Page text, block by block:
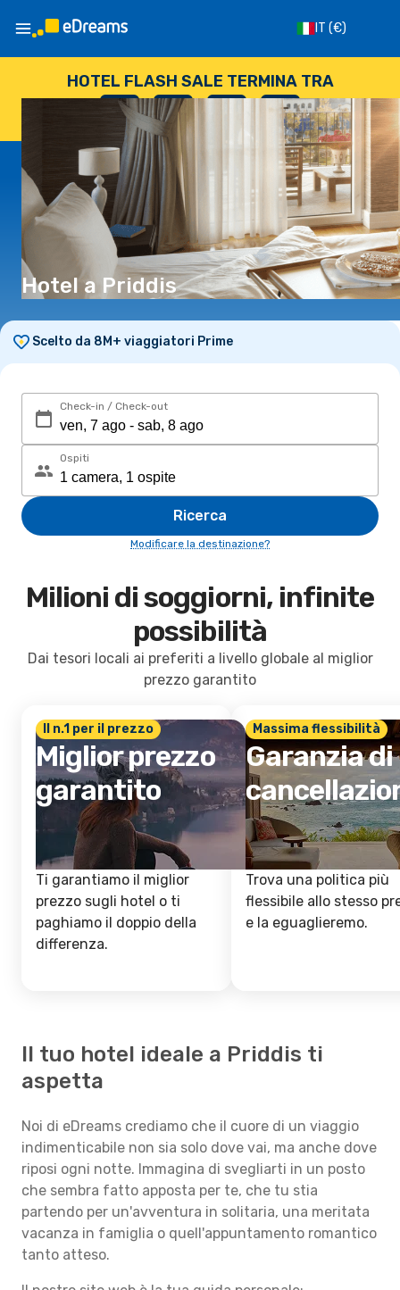
IT (€)
HOTEL FLASH SALE TERMINA TRA
--
GIORNI
: --
ORE
: --
SECONDI
Hotel a Priddis
Scelto da 8M+ viaggiatori Prime
Check-in / Check-out
Ospiti
Ricerca
Modificare la destinazione?
Milioni di soggiorni, infinite
possibilità
Dai tesori locali ai preferiti a livello globale al miglior
prezzo garantito
Il n.1 per il prezzo
Miglior prezzo
garantito
Ti garantiamo il miglior
prezzo sugli hotel o ti
paghiamo il doppio della
differenza.
Massima flessibilità
Garanzia di
Trova una politica più
flessibile allo stesso
e la eguaglieremo.
Il tuo hotel ideale a Priddis ti
aspetta
Noi di eDreams crediamo che il cuore di un viaggio
indimenticabile non sia solo dove vai, ma anche dove
riposi ogni notte. Immagina di svegliarti in un posto
che sembra fatto apposta per te, che tu stia
partendo per un'avventura in solitaria, una meritata
vacanza in famiglia o quell'appuntamento romantico
tanto atteso.